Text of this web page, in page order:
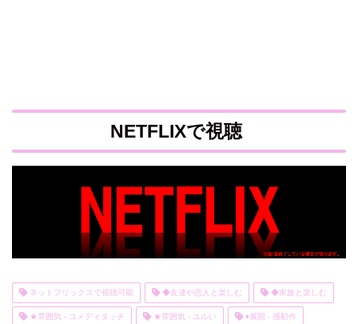
NETFLIXで視聴
ネットフリックスで視聴可能 ◆友達や恋人と楽しむ ◆家族と楽しむ
★雰囲気 - コメディタッチ ★雰囲気 - ユルい ♦展開 - 感動作